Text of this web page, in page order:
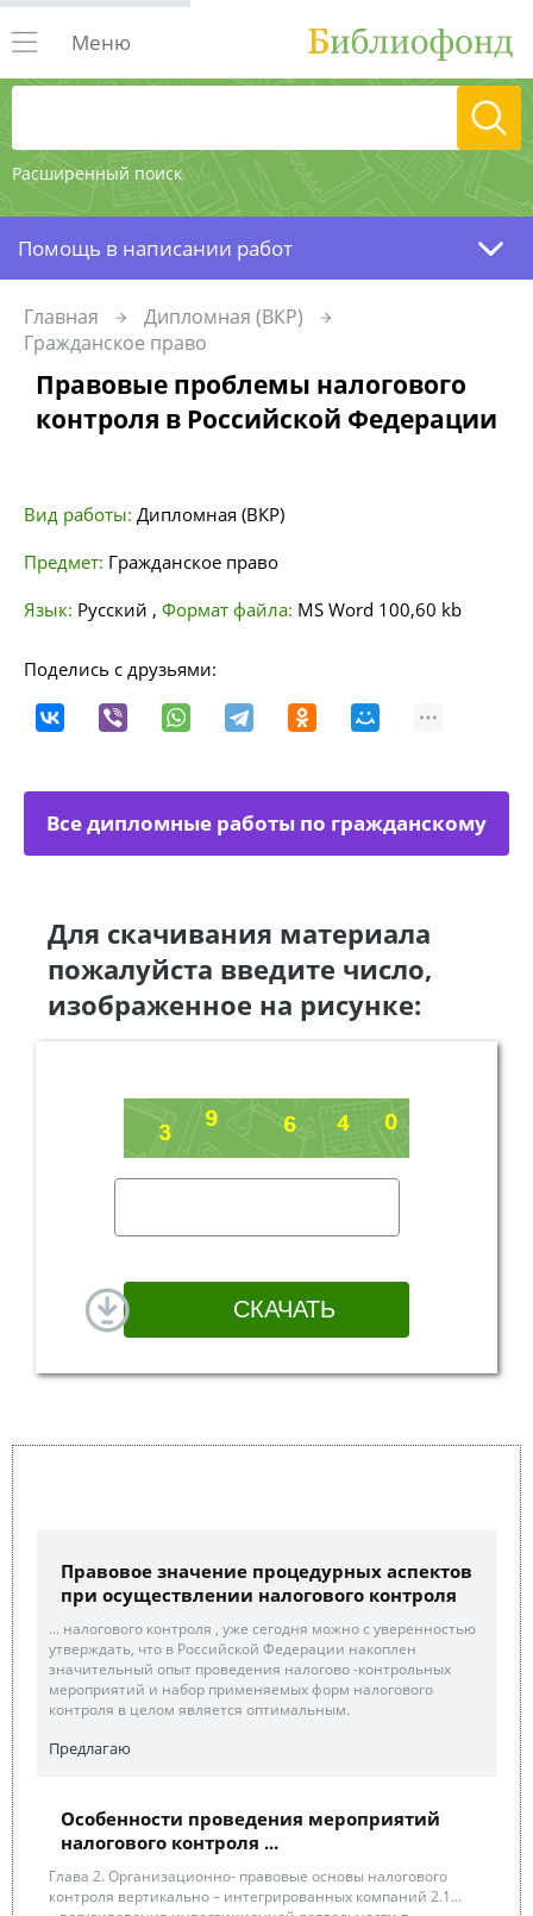
Расширенный поиск
Меню
Помощь в написании работ
Главная
Дипломная (ВКР)
Гражданское право
Правовые проблемы налогового
контроля в Российской Федерации
Вид работы: Дипломная (ВКР)
Предмет: Гражданское право
Язык: Русский , Формат файла: MS Word 100,60 kb
Поделись с друзьями:
Все дипломные работы по гражданскому
Для скачивания материала
пожалуйста введите число,
изображенное на рисунке:
Правовое значение процедурных аспектов
при осуществлении налогового контроля
... налогового контроля , уже сегодня можно с уверенностью
утверждать, что в Российской Федерации накоплен
значительный опыт проведения налогово -контрольных
мероприятий и набор применяемых форм налогового
контроля в целом является оптимальным.
Предлагаю
Особенности проведения мероприятий
налогового контроля ...
Глава 2. Организационно- правовые основы налогового
контроля вертикально – интегрированных компаний 2.1...